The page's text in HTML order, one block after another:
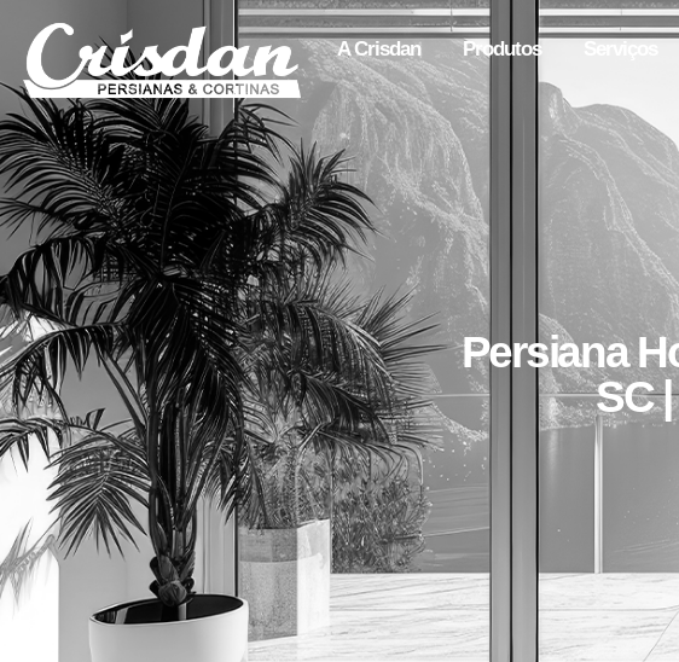
A Crisdan Produtos
Persiana
SC